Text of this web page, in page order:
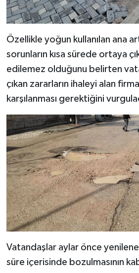
Özellikle yoğun kullanılan ana
sorunların kısa sürede ortaya
edilemez olduğunu belirten
çıkan zararların ihaleyi alan
karşılanması gerektiğini
Vatandaşlar aylar önce yenilenen
süre içerisinde bozulmasının